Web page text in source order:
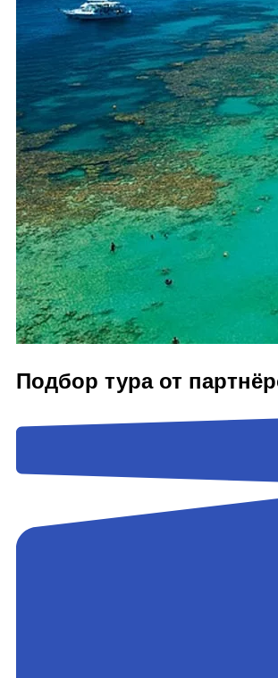
Подбор тура от